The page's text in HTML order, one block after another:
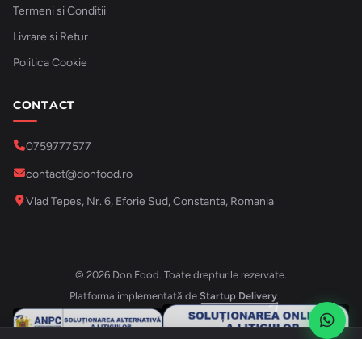
Termeni si Conditii
Livrare si Retur
Politica Cookie
CONTACT
0759777577
contact@donfood.ro
Vlad Tepes, Nr. 6, Eforie Sud, Constanta, Romania
© 2026 Don Food. Toate drepturile rezervate.
Platforma implementată de Startup Delivery